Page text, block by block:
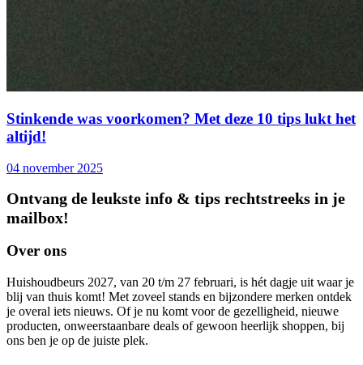
Stinkende was voorkomen? Met deze 10 tips lukt het
altijd!
04 november 2025
Ontvang de leukste info & tips rechtstreeks in je
mailbox!
Over ons
Huishoudbeurs 2027, van 20 t/m 27 februari, is hét dagje uit waar je
blij van thuis komt! Met zoveel stands en bijzondere merken ontdek
je overal iets nieuws. Of je nu komt voor de gezelligheid, nieuwe
producten, onweerstaanbare deals of gewoon heerlijk shoppen, bij
ons ben je op de juiste plek.